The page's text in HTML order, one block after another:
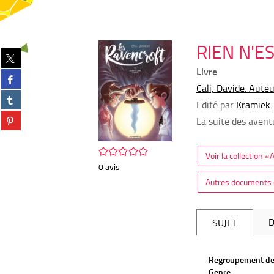
Partager
sur
twitter
(Nouvelle
fenêtre)
Partager
sur
facebook
(Nouvelle
fenêtre)
Partager
sur
tumblr
(Nouvelle
Partager
sur
/5
0avis
RIEN
Livre
Cali, Davide.
Edité par
La suite des
Voir la collection
Autres
SUJET
Regroupement